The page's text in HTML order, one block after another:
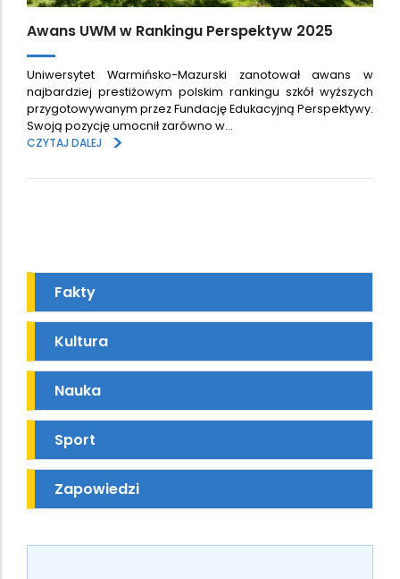
Awans UWM w Rankingu Perspektyw 2025
Uniwersytet Warmińsko-Mazurski zanotował awans w
najbardziej prestiżowym polskim rankingu szkół wyższych
przygotowywanym przez Fundację Edukacyjną Perspektywy.
Swoją pozycję umocnił zarówno w…
CZYTAJ DALEJ
>
Fakty
Kultura
Nauka
Sport
Zapowiedzi